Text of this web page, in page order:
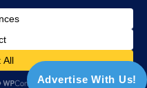
|Theme: SuperMag byAcme
Advertise With Us!